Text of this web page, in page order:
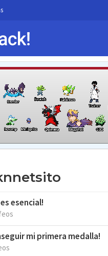
esencial!
mi primera medalla!